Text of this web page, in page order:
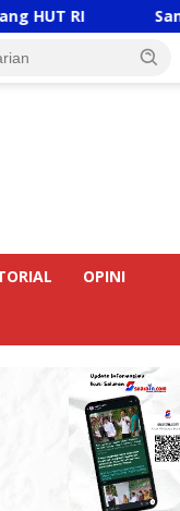
Sambut HUT RI
OPINI